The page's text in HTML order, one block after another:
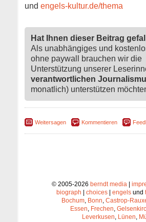
und engels-kultur.de/thema
Hat Ihnen dieser Beitrag
Als unabhängiges und
ohne paywall brauchen wir die
Unterstützung unserer
verantwortlichen
monatlich) unterstützen
Weitersagen Kommentieren
© 2005-2026 berndt media|
biograph
choices engels und
Bochum, Bonn, Castrop-
Essen, Frechen,
Leverkusen, Lünen,